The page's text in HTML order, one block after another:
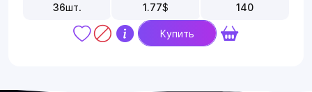
36шт. 1.77$ 140
Купить